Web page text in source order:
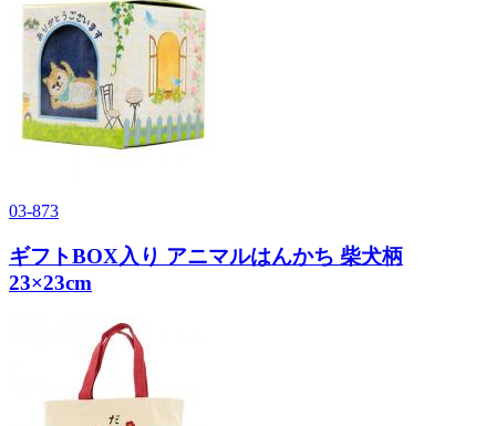
03-873
ギフトBOX入り アニマルはんかち 柴犬柄
23×23cm